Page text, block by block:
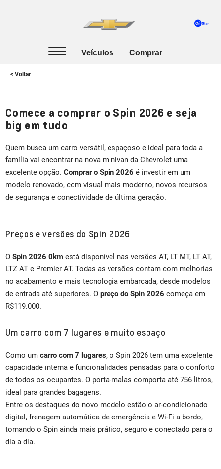
< Voltar
Comece a comprar o Spin 2026 e seja
big em tudo
Quem busca um carro versátil, espaçoso e ideal para toda a
família vai encontrar na nova minivan da Chevrolet uma
excelente opção.Comprar o Spin 2026 é investir em um
modelo renovado, com visual mais moderno, novos recursos
de segurança e conectividade de última geração.
Preços e versões do Spin 2026
OSpin 2026 0km está disponível nas versões AT, LT MT, LT AT,
LTZ AT e Premier AT. Todas as versões contam com melhorias
no acabamento e mais tecnologia embarcada, desde modelos
de entrada até superiores. Opreço do Spin 2026 começa em
R$119.000.
Um carro com 7 lugares e muito espaço
Como umcarro com 7 lugares, o Spin 2026 tem uma excelente
capacidade interna e funcionalidades pensadas para o conforto
de todos os ocupantes. O porta-malas comporta até 756 litros,
ideal para grandes bagagens.
Entre os destaques do novo modelo estão o ar-condicionado
digital, frenagem automática de emergência e Wi-Fi a bordo,
tornando o Spin ainda mais prático, seguro e conectado para o
dia a dia.